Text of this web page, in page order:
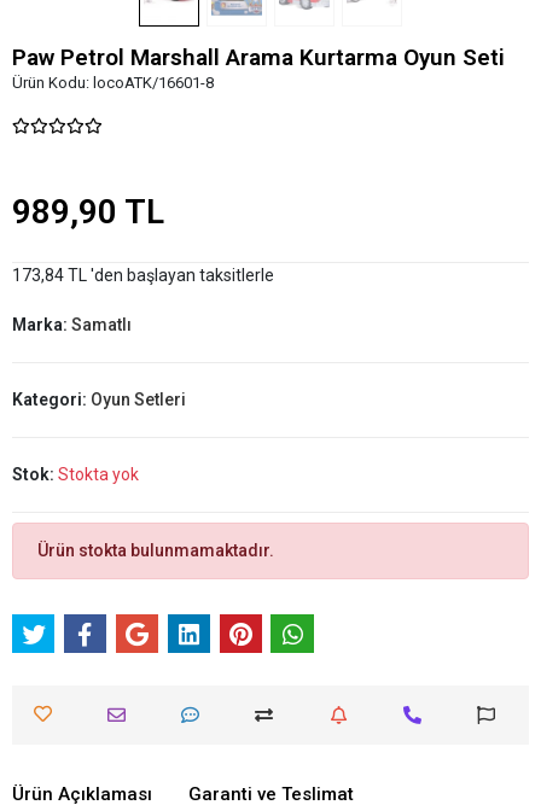
Paw Petrol Marshall Arama Kurtarma Oyun Seti
Ürün Kodu: locoATK/16601-8
989,90 TL
173,84 TL 'den başlayan taksitlerle
Marka: Samatlı
Kategori: Oyun Setleri
Stok: Stokta yok
Ürün stokta bulunmamaktadır.
Ürün Açıklaması Garanti ve Teslimat